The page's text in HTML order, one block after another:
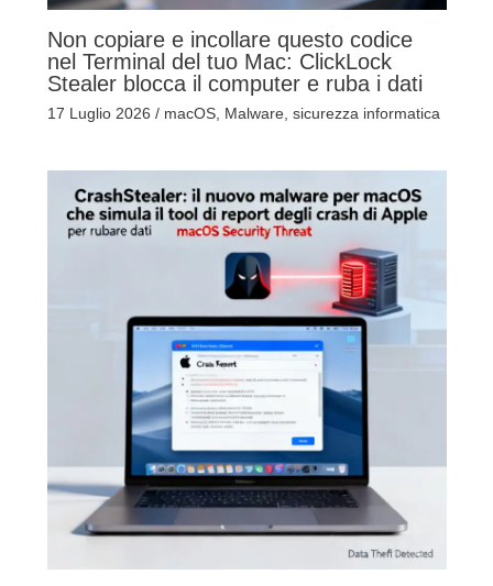
Non copiare e incollare questo codice
nel Terminal del tuo Mac: ClickLock
Stealer blocca il computer e ruba i dati
17 Luglio 2026 / macOS, Malware, sicurezza informatica